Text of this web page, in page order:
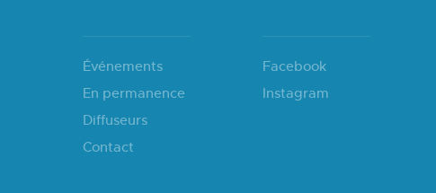
Événements
En permanence
Diffuseurs
Contact
Facebook
Instagram